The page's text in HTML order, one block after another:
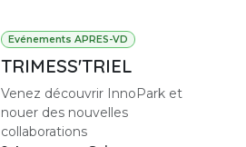
Evénements APRES-VD
TRIMESS'TRIEL
Venez découvrir InnoPark et
nouer des nouvelles
collaborations